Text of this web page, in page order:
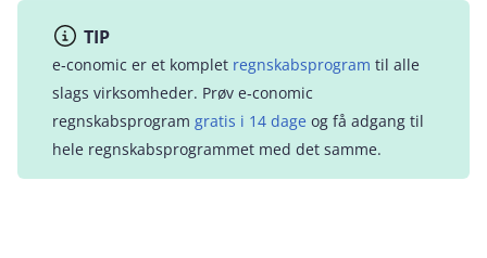
TIP
e‑conomic er et komplet regnskabsprogram til alle
slags virksomheder. Prøv e‑conomic
regnskabsprogram gratis i 14 dage og få adgang til
hele regnskabsprogrammet med det samme.